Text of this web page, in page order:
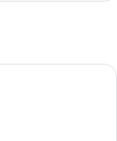
d’hôtel moderne